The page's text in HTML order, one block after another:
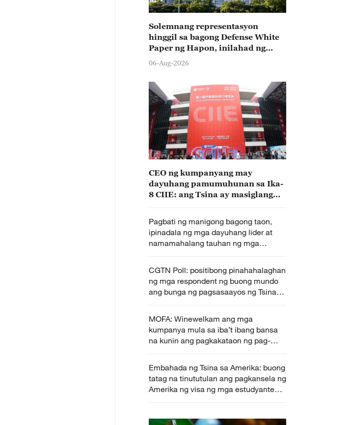
Solemnang representasyon
hinggil sa bagong Defense White
Paper ng Hapon, inilahad ng
Tsina
06-Aug-2026
CEO ng kumpanyang may
dayuhang pamumuhunan sa Ika-
8 CIIE: ang Tsina ay masiglang
Pagbati ng manigong bagong taon,
ipinadala ng mga dayuhang lider at
namamahalang tauhan ng mga
pandaigdigang organisasyon sa Tsina
CGTN Poll: positibong pinahahalaghan
ng mga respondent ng buong mundo
ang bunga ng pagsasaayos ng Tsina
sa ekolohiya
MOFA: Winewelkam ang mga
kumpanya mula sa iba’t ibang bansa
na kunin ang pagkakataon ng pag-
unlad ng Tsina
Embahada ng Tsina sa Amerika: buong
tatag na tinututulan ang pagkansela ng
Amerika ng visa ng mga estudyanteng
Tsino